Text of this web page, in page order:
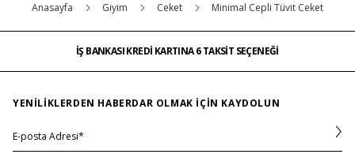
Anasayfa Gi̇yi̇m Ceket Minimal Cepli Tüvit Ceket
İŞ BANKASI KREDİ KARTINA 6 TAKSİT SEÇENEĞİ
İŞ BANKASI KREDİ KARTINA 6 TAKSİT SEÇENEĞİ
…
YENILIKLERDEN HABERDAR OLMAK IÇIN KAYDOLUN